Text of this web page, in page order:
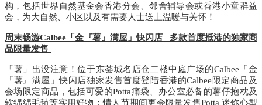
构，包括世界自然基金会香港分会、邻舍辅导会或香港小童群益
会，为大自然、小区以及有需要人士送上温暖与关怀！
周末畅游Calbee 「金『薯』满屋」快闪店
多款首度抵港的独家商
品限量发售
「薯」出没注意！位于东荟城名店仓二楼中庭广场的Calbee 「金
『薯』满屋」快闪店独家发售首度登陆香港的Calbee 限定商品及
会场限定商品，包括可爱的Potta痛袋、办公室必备的薯仔抱枕及
软绵绵毛毡等实用好物；情人节期间更会限量发售Potta迷你心型